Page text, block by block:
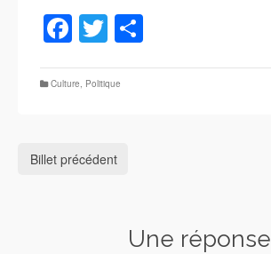
Facebook
Twitter
Culture, Politique
Billet précédent
Une réponse